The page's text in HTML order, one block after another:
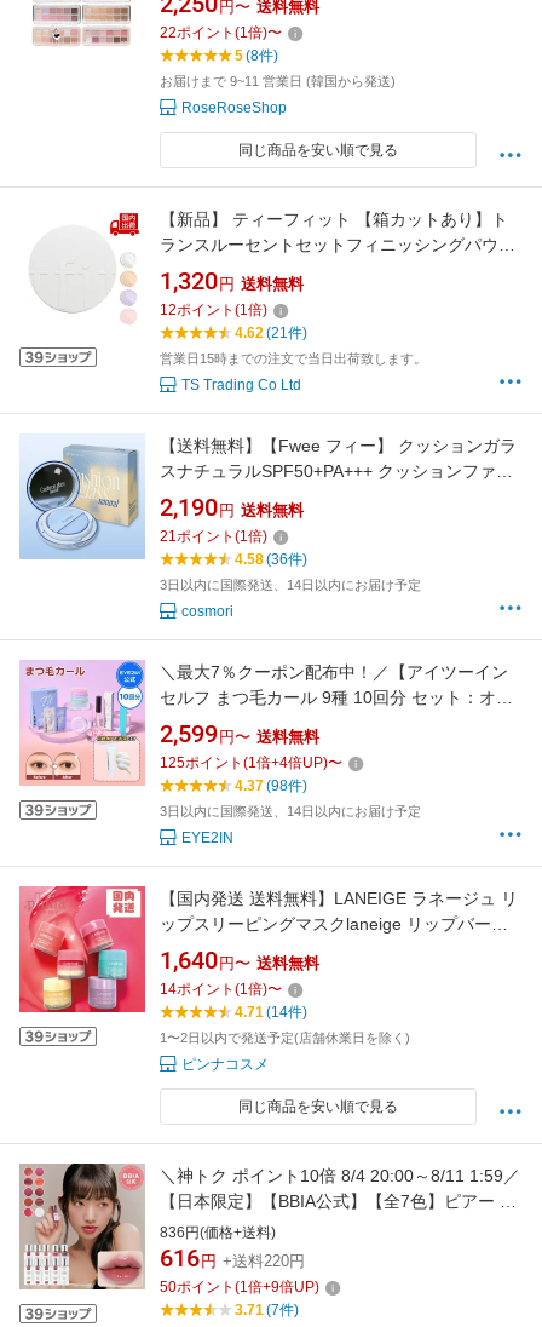
円〜 送料無料
22ポイント (1倍)〜
5(8件)
お届けまで 9~11 営業日 (韓国から発送)
RoseRoseShop
同じ商品を安い順で見る
【新品】 ティーフィット 【箱カットあり】ト
ランスルーセントセットフィニッシングパウダ
ー TRANSLUCENT SET FINISHING POWDER
7g tfit パウダー/パクト パウダー 【コスメ】
1,320 円 送料無料
12ポイント (1倍)
4.62(21件)
営業日15時までの注文で当日出荷致します。
TS Trading Co Ltd
【送料無料】【Fwee フィー】 クッションガラ
スナチュラルSPF50+PA+++ クッションファン
デ ツヤ肌 崩れにくい 水光肌 カバー力 韓国コス
メ 毛穴カバー 長時間キープ セミグロー ツヤメ
イク
2,190 円 送料無料
21ポイント (1倍)
4.58(36件)
3日以内に国際発送、14日以内にお届け予定
cosmori
＼最大7％クーポン配布中！／【アイツーイン
セルフ まつ毛カール 9種 10回分 セット：オプ
ション追加でよりお得】プロ用 まつ毛美容液
まつげ美容液 まつ毛栄養クリーム マツエク セ
ルフケア ホームエステ マツパ 韓国コスメ アイ
メイク まつげケア 送料無料
2,599 円〜 送料無料
125ポイント (1倍+4倍UP)〜
4.37(98件)
3日以内に国際発送、14日以内にお届け予定
EYE2IN
【国内発送 送料無料】LANEIGE ラネージュ リ
ップスリーピングマスクlaneige リップバーム
リップマスク スリーピングマスク LANEIGE ラ
ネージュ ラネージュ ラネージュ リップ
1,640 円〜 送料無料
14ポイント (1倍)〜
4.71(14件)
1〜2日以内で発送予定(店舗休業日を除く)
ピンナコスメ
同じ商品を安い順で見る
＼神トク ポイント10倍 8/4 20:00～8/11 1:59／
【日本限定】【BBIA公式】【全7色】ピアー ロ
ーティントミニ NEW グロウリップティント ウ
ォーターティント ツヤティント 水光ティント
水彩画カラー ミニサイズ 水分ツヤ ウォーター
リー [一部使用期限1年未満品あり]
836円(価格+送料)
616 円 +送料220円
50ポイント (1倍+9倍UP)
3.71(7件)